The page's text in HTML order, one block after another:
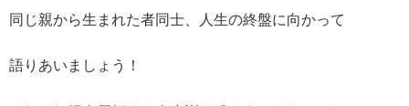
同じ親から生まれた者同士、人生の終盤に向かって
語りあいましょう！